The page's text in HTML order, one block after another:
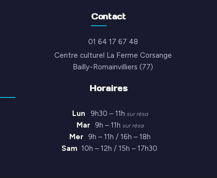
Contact
01 64 17 67 48
Centre culturel La Ferme Corsange
Bailly-Romainvilliers (77)
Horaires
Lun 9h30 – 11h sur résa
Mar 9h – 11h sur résa
Mer 9h – 11h / 16h – 18h
Sam 10h – 12h / 15h – 17h30